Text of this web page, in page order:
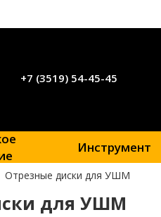
+7 (3519) 54-45-45
Инструмент
Отрезные диски для УШМ
для УШМ